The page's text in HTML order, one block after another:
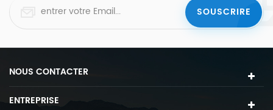
NOUS CONTACTER
ENTREPRISE